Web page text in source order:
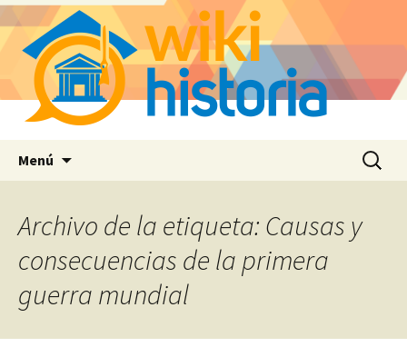
Menú Buscar:
Archivo de la etiqueta: Causas y
consecuencias de la primera
guerra mundial